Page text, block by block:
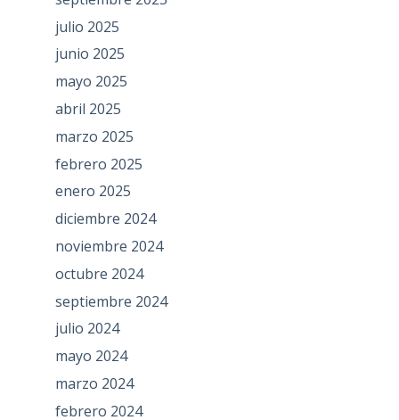
julio 2025
junio 2025
mayo 2025
abril 2025
marzo 2025
febrero 2025
enero 2025
diciembre 2024
noviembre 2024
octubre 2024
septiembre 2024
julio 2024
mayo 2024
marzo 2024
febrero 2024